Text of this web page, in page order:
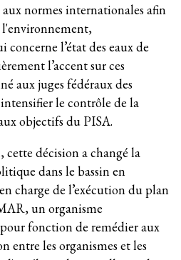
normes internationales afin
l’état des eaux de
l’accent sur ces
aux juges fédéraux des
le contrôle de la
objectifs du PISA.
cette décision a changé la
dans le bassin en
charge de l’exécution du plan
un organisme
fonction de remédier aux
entre les organismes et les